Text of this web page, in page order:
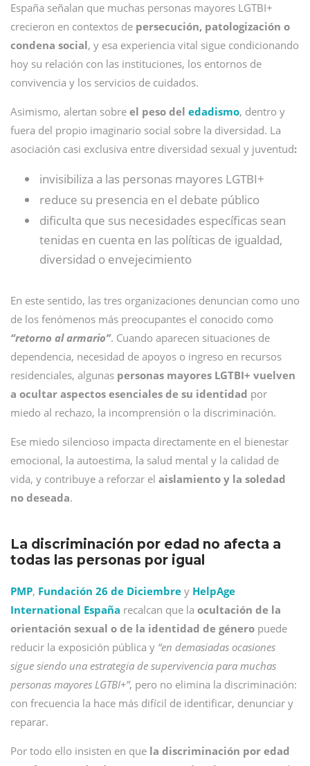
España señalan que muchas personas mayores LGTBI+
crecieron en contextos de persecución, patologización o
condena social, y esa experiencia vital sigue condicionando
hoy su relación con las instituciones, los entornos de
convivencia y los servicios de cuidados.
Asimismo, alertan sobre el peso del edadismo, dentro y
fuera del propio imaginario social sobre la diversidad. La
asociación casi exclusiva entre diversidad sexual y juventud:
invisibiliza a las personas mayores LGTBI+
reduce su presencia en el debate público
dificulta que sus necesidades específicas sean
tenidas en cuenta en las políticas de igualdad,
diversidad o envejecimiento
En este sentido, las tres organizaciones denuncian como uno
de los fenómenos más preocupantes el conocido como
“retorno al armario”. Cuando aparecen situaciones de
dependencia, necesidad de apoyos o ingreso en recursos
residenciales, algunas personas mayores LGTBI+ vuelven
a ocultar aspectos esenciales de su identidad por
miedo al rechazo, la incomprensión o la discriminación.
Ese miedo silencioso impacta directamente en el bienestar
emocional, la autoestima, la salud mental y la calidad de
vida, y contribuye a reforzar el aislamiento y la soledad
no deseada.
La discriminación por edad no afecta a
todas las personas por igual
PMP, Fundación 26 de Diciembre y HelpAge
International España recalcan que la ocultación de la
orientación sexual o de la identidad de género puede
reducir la exposición pública y “en demasiadas ocasiones
sigue siendo una estrategia de supervivencia para muchas
personas mayores LGTBI+”, pero no elimina la discriminación:
con frecuencia la hace más difícil de identificar, denunciar y
reparar.
Por todo ello insisten en que la discriminación por edad